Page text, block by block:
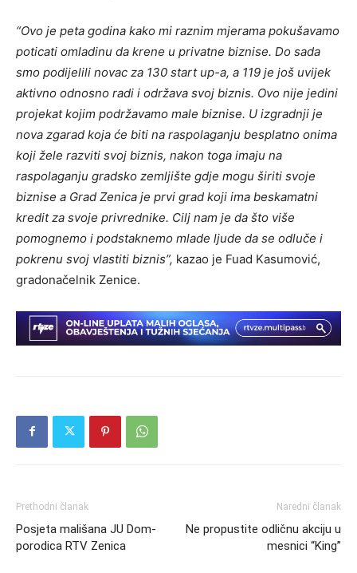
“Ovo je peta godina kako mi raznim mjerama pokušavamo
poticati omladinu da krene u privatne biznise. Do sada
smo podijelili novac za 130 start up-a, a 119 je još uvijek
aktivno odnosno radi i održava svoj biznis. Ovo nije jedini
projekat kojim podržavamo male biznise. U izgradnji je
nova zgarad koja će biti na raspolaganju besplatno onima
koji žele razviti svoj biznis, nakon toga imaju na
raspolaganju gradsko zemljište gdje mogu širiti svoje
biznise a Grad Zenica je prvi grad koji ima beskamatni
kredit za svoje privrednike. Cilj nam je da što više
pomognemo i podstaknemo mlade ljude da se odluče i
pokrenu svoj vlastiti biznis”, kazao je Fuad Kasumović,
gradonačelnik Zenice.
Prethodni članak
Posjeta mališana JU Dom-
porodica RTV Zenica
Naredni članak
Ne propustite odličnu akciju u
mesnici “King”